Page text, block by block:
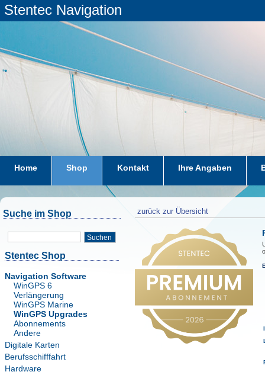
Stentec Navigation
Home Shop Kontakt Ihre Angaben
Suche im Shop
Suchen
Stentec Shop
Navigation Software
WinGPS 6
Verlängerung
WinGPS Marine
WinGPS Upgrades
Abonnements
Andere
Digitale Karten
Berufsschifffahrt
Hardware
zurück zur Übersicht